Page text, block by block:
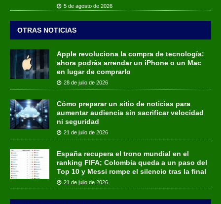
5 de agosto de 2026
OTRAS NOTICIAS
Apple revoluciona la compra de tecnología:
ahora podrás arrendar un iPhone o un Mac
en lugar de comprarlo
28 de julio de 2026
Cómo preparar un sitio de noticias para
aumentar audiencia sin sacrificar velocidad
ni seguridad
21 de julio de 2026
España recupera el trono mundial en el
ranking FIFA; Colombia queda a un paso del
Top 10 y Messi rompe el silencio tras la final
21 de julio de 2026